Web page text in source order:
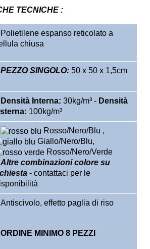
TECNICHE :
espanso reticolato a
chiusa
PEZZO SINGOLO: 50 x 50 x 1,5cm
Densità Interna: 30kg/m³ - Densità
100kg/m³
Rosso/Nero/Blu ,
Giallo/Nero/Blu,
Rosso/Nero/Verde
Altre combinazioni colore su
- contattaci per le
effetto paglia di riso
ORDINE MINIMO 8 PEZZI